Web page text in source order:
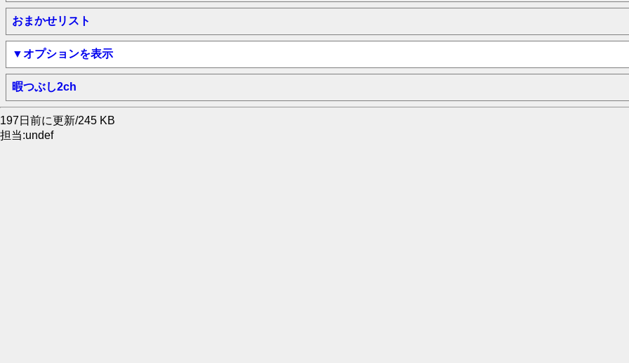
おまかせリスト
▼オプションを表示
暇つぶし2ch
197日前に更新/245 KB
担当:undef